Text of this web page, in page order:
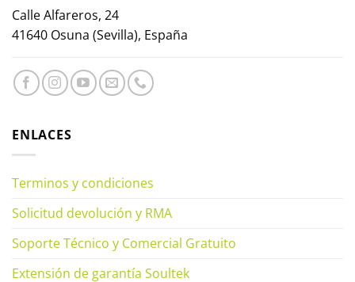
Calle Alfareros, 24
41640 Osuna (Sevilla), España
ENLACES
Terminos y condiciones
Solicitud devolución y RMA
Soporte Técnico y Comercial Gratuito
Extensión de garantía Soultek